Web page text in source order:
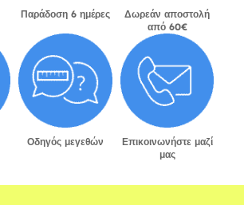
Παράδοση 6 ημέρες
Δωρεάν αποστολή
από 60€
Οδηγός μεγεθών
Επικοινωνήστε μαζί
μας